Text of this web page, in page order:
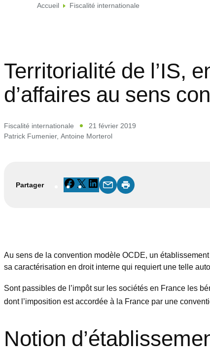
Accueil Fiscalité internationale
Territorialité de l’IS,
d’affaires au sens
Fiscalité internationale
21 février 2019
Patrick Fumenier, Antoine Morterol
Partager Facebook
X LinkedIn
Au sens de la convention modèle OCDE, un
sa caractérisation en droit interne qui requiert une telle
Sont passibles de l’impôt sur les sociétés en France les
dont l’imposition est accordée à la France par une
Notion